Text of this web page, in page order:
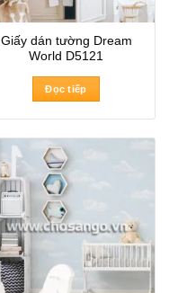
Giấy dán tường Dream
World D5121
Đọc tiếp